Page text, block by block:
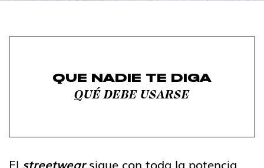
QUE NADIE TE DIGA
QUÉ DEBE USARSE
El streetwearsigue con toda la potencia